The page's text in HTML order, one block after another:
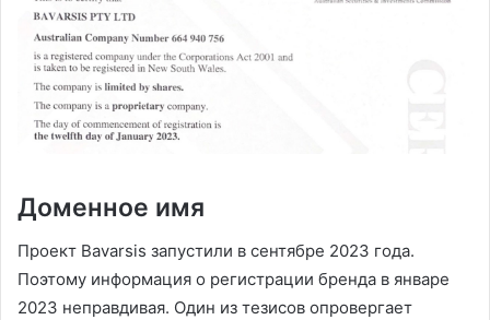
Доменное имя
Проект Bavarsis запустили в сентябре 2023 года.
Поэтому информация о регистрации бренда в январе
2023 неправдивая. Один из тезисов опровергает